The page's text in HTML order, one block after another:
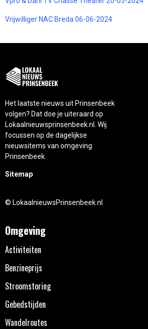
Vrijwilliger NAC Breda 06-06-2024
Het laatste nieuws uit Prinsenbeek
volgen? Dat doe je uiteraard op
Lokaalnieuwsprinsenbeek.nl. Wij
focussen op de dagelijkse
nieuwsitems van omgeving
Prinsenbeek.
Sitemap
© LokaalnieuwsPrinsenbeek.nl
Omgeving
Activiteiten
Benzineprijs
Stroomstoring
Gebedstijden
Wandelroutes